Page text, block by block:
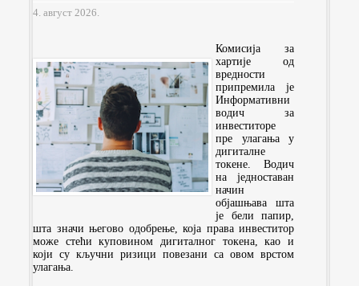
4. август 2026.
Комисија за
хартије од
вредности
припремила је
Информативни
водич за
инвеститоре
пре улагања у
дигиталне
токене. Водич
на једноставан
начин
објашњава шта
је бели папир,
шта значи његово одобрење, која права инвеститор
може стећи куповином дигиталног токена, као и
који су кључни ризици повезани са овом врстом
улагања.